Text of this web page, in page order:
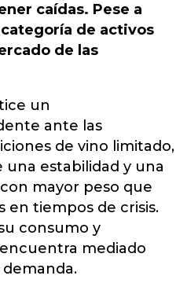
caídas. Pese a
de activos
de las
un
ante las
de vino limitado,
estabilidad y una
mayor peso que
en tiempos de crisis.
consumo y
mediado